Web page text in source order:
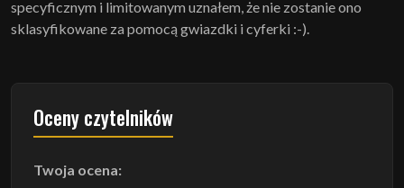
specyficznym i limitowanym uznałem, że nie zostanie ono
sklasyfikowane za pomocą gwiazdki i cyferki :-).
Oceny czytelników
Twoja ocena: